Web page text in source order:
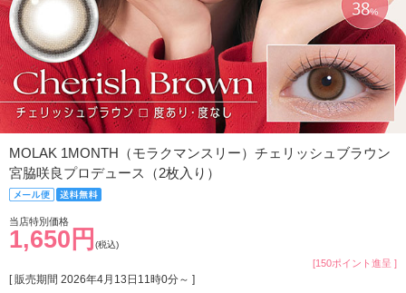
MOLAK 1MONTH（モラクマンスリー）チェリッシュブラウン
宮脇咲良プロデュース（2枚入り）
当店特別価格
1,650円 (税込)
[150ポイント進呈 ]
[ 販売期間 2026年4月13日11時0分～ ]